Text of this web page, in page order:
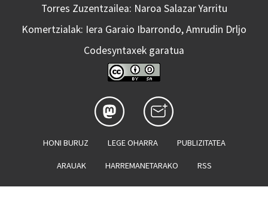
Torres Zuzentzailea: Naroa Salazar Yarritu
Komertzialak: Iera Garaio Ibarrondo, Amrudin Drljo
Codesyntaxek garatua
HONI BURUZ LEGE OHARRA PUBLIZITATEA
ARAUAK HARREMANETARAKO RSS